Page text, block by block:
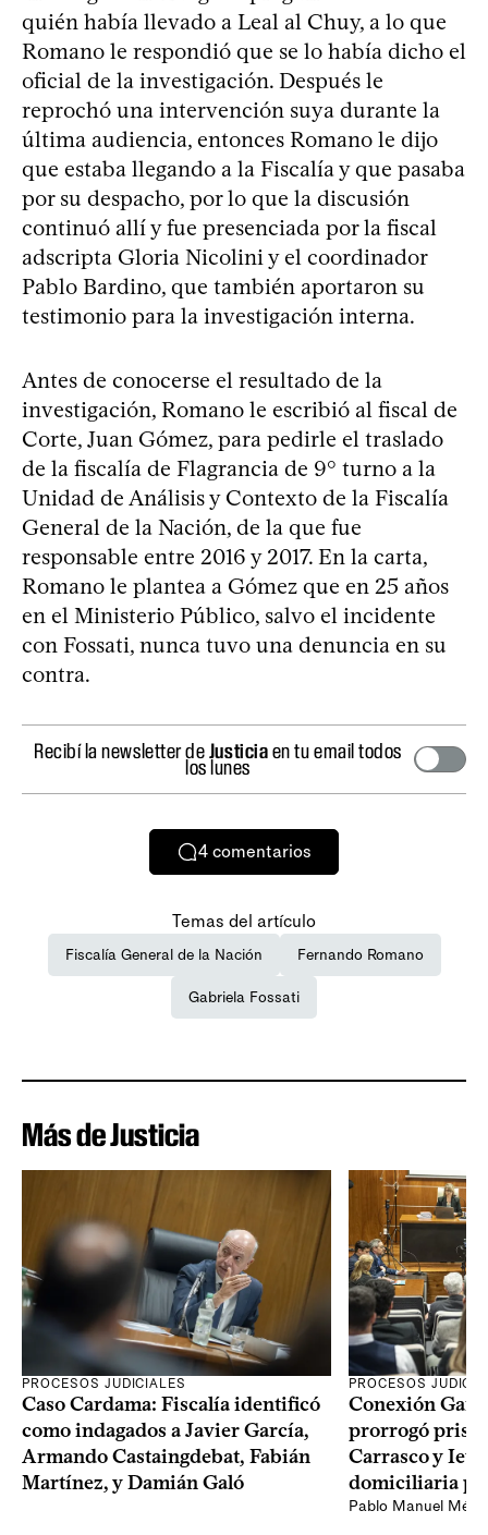
quién había llevado a Leal al Chuy, a lo que
Romano le respondió que se lo había dicho el
oficial de la investigación. Después le
reprochó una intervención suya durante la
última audiencia, entonces Romano le dijo
que estaba llegando a la Fiscalía y que pasaba
por su despacho, por lo que la discusión
continuó allí y fue presenciada por la fiscal
adscripta Gloria Nicolini y el coordinador
Pablo Bardino, que también aportaron su
testimonio para la investigación interna.
Antes de conocerse el resultado de la
investigación, Romano le escribió al fiscal de
Corte, Juan Gómez, para pedirle el traslado
de la fiscalía de Flagrancia de 9° turno a la
Unidad de Análisis y Contexto de la Fiscalía
General de la Nación, de la que fue
responsable entre 2016 y 2017. En la carta,
Romano le plantea a Gómez que en 25 años
en el Ministerio Público, salvo el incidente
con Fossati, nunca tuvo una denuncia en su
contra.
Recibí la newsletter deJusticiaen tu email todos
los lunes
4 comentarios
Temas del artículo
Fiscalía General de la Nación Fernando Romano
Gabriela Fossati
Más de Justicia
PROCESOS JUDICIALES
Caso Cardama: Fiscalía identificó
como indagados a Javier García,
Armando Castaingdebat, Fabián
Martínez, y Damián Galó
PROCESOS
Conexión
prorrogó
Carrasco y
domiciliaria
Pablo Manuel